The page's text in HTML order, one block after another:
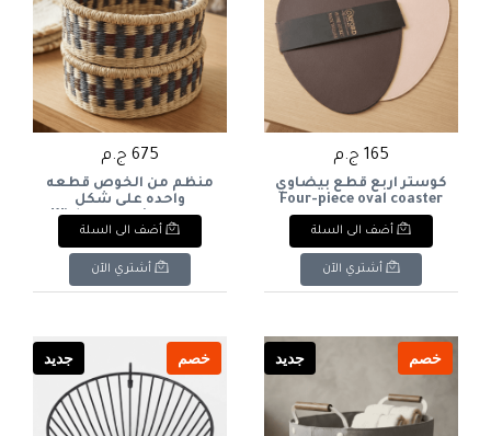
165 ج.م
كوستر اربع قطع بيضاوي
Four-piece oval coaster
أضف الى السلة
أشتري الآن
675 ج.م
منظم من الخوص قطعه
واحده على شكل
مركبWicker organizer
in the shape of a boat
أضف الى السلة
أشتري الآن
خصم جديد خصم جديد